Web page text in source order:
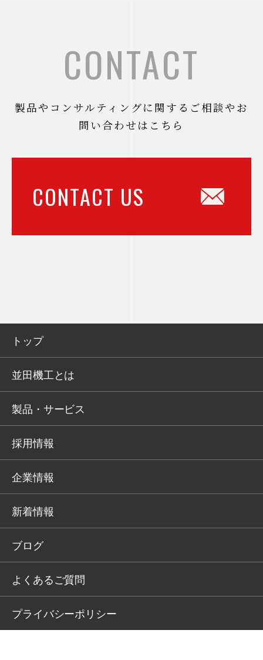
CONTACT
製品やコンサルティングに関するご相談やお
問い合わせはこちら
CONTACT US
トップ
並田機工とは
製品・サービス
採用情報
企業情報
新着情報
ブログ
よくあるご質問
プライバシーポリシー